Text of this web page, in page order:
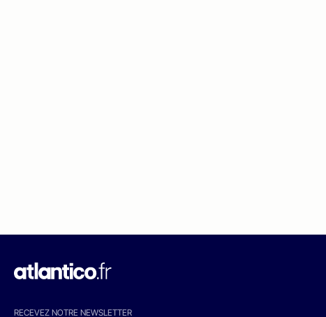
RECEVEZ NOTRE NEWSLETTER